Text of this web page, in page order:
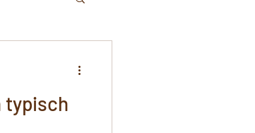
typisch